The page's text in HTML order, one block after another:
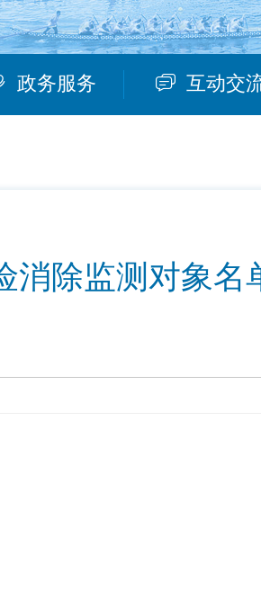
政务服务 互动交
消除监测对象名